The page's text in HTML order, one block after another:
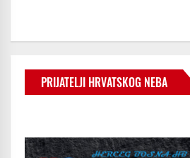
PRIJATELJI HRVATSKOG NEBA